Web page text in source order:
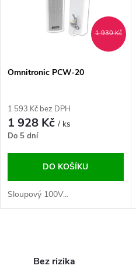
1 930 Kč
Omnitronic PCW-20
1 593 Kč bez DPH
1 928 Kč/ ks
Do 5 dní
DO KOŠÍKU
Sloupový 100V...
Bez rizika